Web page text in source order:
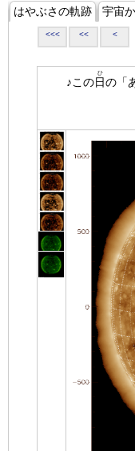
はやぶさの軌跡 宇宙
<<< << <
♪この日
ひ
の「